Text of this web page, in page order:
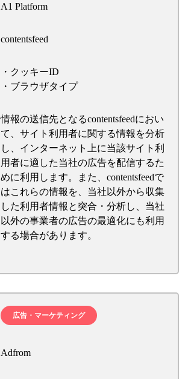
A1 Platform
contentsfeed
・クッキーID
・ブラウザタイプ
情報の送信先となるcontentsfeedにおい
て、サイト利用者に関する情報を分析
し、インターネット上に当該サイト利
用者に適した当社の広告を配信するた
めに利用します。また、contentsfeedで
はこれらの情報を、当社以外から収集
した利用者情報と突合・分析し、当社
以外の事業者の広告の最適化にも利用
する場合があります。
広告・マーケティング
Adfrom